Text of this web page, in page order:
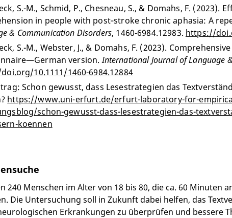
S.-M., Schmid, P., Chesneau, S., & Domahs, F.
in people with post‐stroke chronic aphasia: A
& Communication Disorders, 1460-6984.12983. https://
S.-M., Webster, J., & Domahs, F. (2023).
version.International Journal of Language
10.1111/1460-6984.12884
Schon gewusst, dass Lesestrategien das
https://www.uni-erfurt.de/erfurt-laboratory-for-
schon-gewusst-dass-lesestrategien-das-
koennen
240 Menschen im Alter von 18 bis 80, die ca. 60 Minuten
Die Untersuchung soll in Zukunft dabei helfen, das
Erkrankungen zu überprüfen und bessere